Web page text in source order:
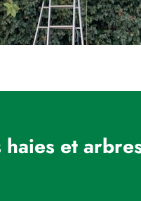
haies et